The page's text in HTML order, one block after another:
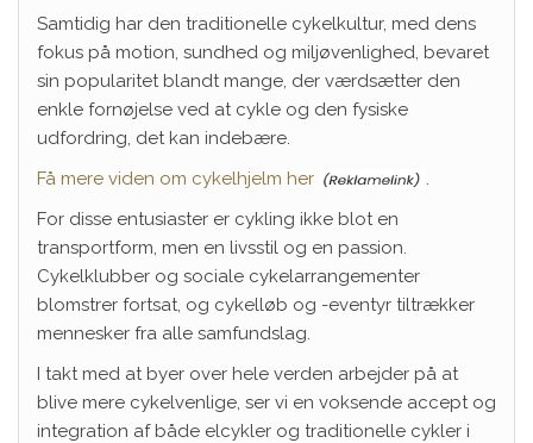
Samtidig har den traditionelle cykelkultur, med dens
fokus på motion, sundhed og miljøvenlighed, bevaret
sin popularitet blandt mange, der værdsætter den
enkle fornøjelse ved at cykle og den fysiske
udfordring, det kan indebære.
Få mere viden om cykelhjelm her
.
For disse entusiaster er cykling ikke blot en
transportform, men en livsstil og en passion.
Cykelklubber og sociale cykelarrangementer
blomstrer fortsat, og cykelløb og -eventyr tiltrækker
mennesker fra alle samfundslag.
I takt med at byer over hele verden arbejder på at
blive mere cykelvenlige, ser vi en voksende accept og
integration af både elcykler og traditionelle cykler i